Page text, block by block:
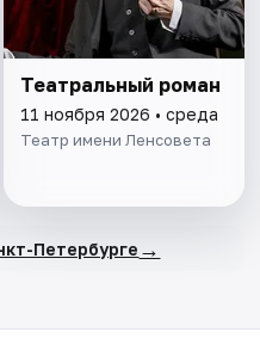
Театральный роман
11 ноября 2026 • среда
Театр имени Ленсовета
Петербурге →